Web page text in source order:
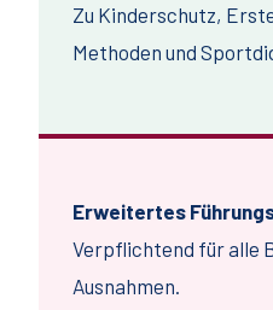
Zu Kinderschutz,
Methoden und
Erweitertes
Verpflichtend für alle
Ausnahmen.